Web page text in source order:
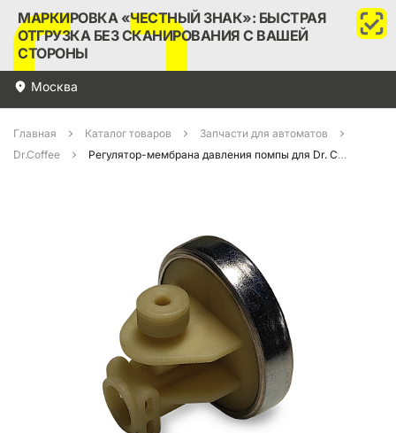
МАРКИРОВКА «ЧЕСТНЫЙ ЗНАК»: БЫСТРАЯ
ОТГРУЗКА БЕЗ СКАНИРОВАНИЯ С ВАШЕЙ
СТОРОНЫ
Москва
Главная Каталог товаров
Запчасти для автоматов
Dr.Coffee
Регулятор-мембрана давления помпы для Dr. Coffee (7NN0012)